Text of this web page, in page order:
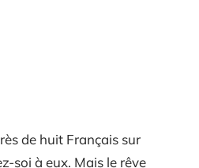
de huit Français sur
soi à eux. Mais le rêve